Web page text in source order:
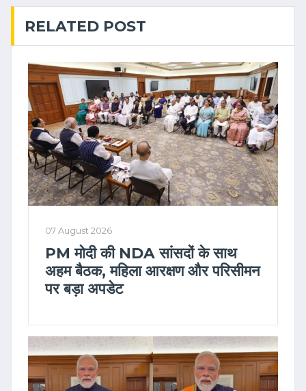
RELATED POST
07 August 2026
PM मोदी की NDA सांसदों के साथ
अहम बैठक, महिला आरक्षण और परिसीमन
पर बड़ा अपडेट